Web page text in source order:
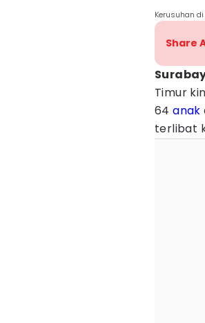
Kerusuhan
Share
Timur
64anak
terlibat